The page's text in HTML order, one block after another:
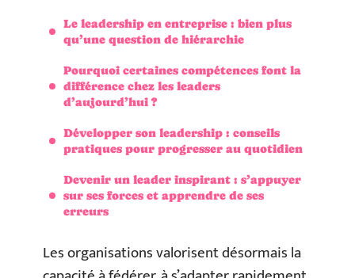
Le leadership en entreprise : bien plus
qu’une question de hiérarchie
Pourquoi certaines compétences font la
différence chez les leaders
d’aujourd’hui ?
Développer son leadership : conseils
pratiques pour progresser au quotidien
Devenir un leader inspirant : s’appuyer
sur ses forces et apprendre de ses
erreurs
Les organisations valorisent désormais la